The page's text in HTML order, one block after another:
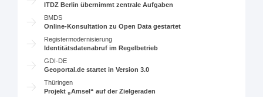
ITDZ Berlin übernimmt zentrale Aufgaben
BMDS
Online-Konsultation zu Open Data gestartet
Registermodernisierung
Identitätsdatenabruf im Regelbetrieb
GDI-DE
Geoportal.de startet in Version 3.0
Thüringen
Projekt „Amsel“ auf der Zielgeraden